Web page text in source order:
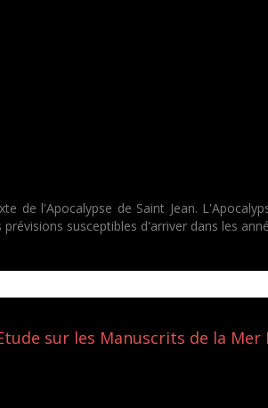
de l'Apocalypse de Saint Jean.
susceptibles d'arriver dans les
sur les Manuscrits de la